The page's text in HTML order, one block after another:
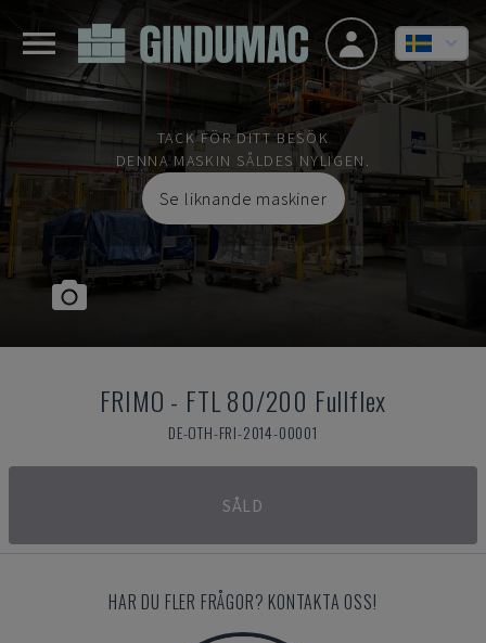
TACK FÖR DITT BESÖK
DENNA MASKIN SÅLDES NYLIGEN.
Se liknande maskiner
FRIMO - FTL 80/200 Fullflex
DE-OTH-FRI-2014-00001
SÅLD
HAR DU FLER FRÅGOR? KONTAKTA OSS!